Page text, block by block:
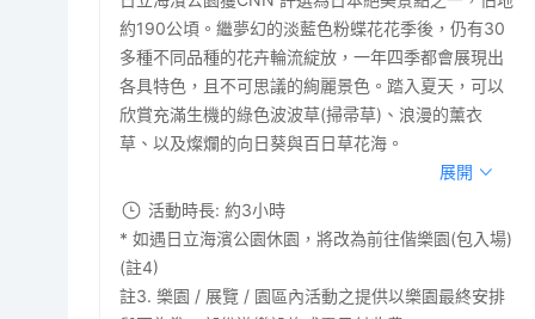
約190公頃。繼夢幻的淡藍色粉蝶花花季後，仍有30
多種不同品種的花卉輪流綻放，一年四季都會展現出
各具特色，且不可思議的絢麗景色。踏入夏天，可以
欣賞充滿生機的綠色波波草(掃帚草)、浪漫的薰衣
草、以及燦爛的向日葵與百日草花海。
展開
活動時長: 約3小時
* 如遇日立海濱公園休園，將改為前往偕樂園(包入場)
(註4)
註3. 樂園 / 展覽 / 園區內活動之提供以樂園最終安排